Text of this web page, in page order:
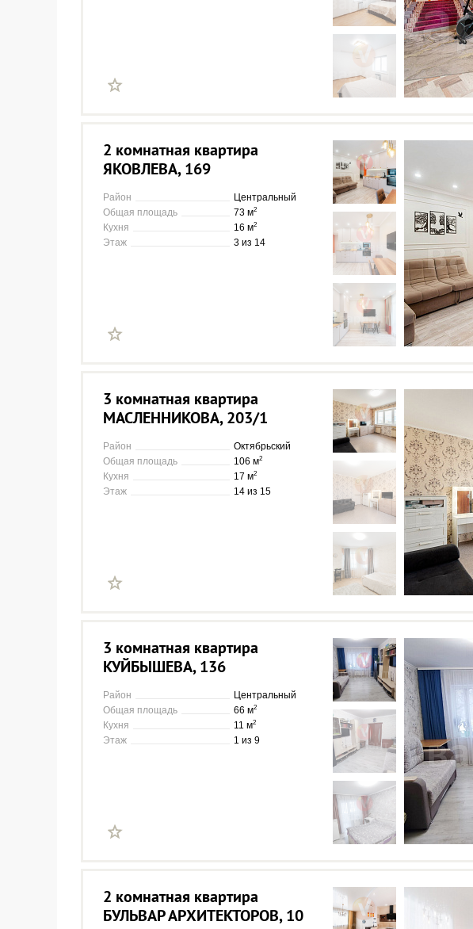
2 комнатная квартира
ЯКОВЛЕВА, 169
Район
Центральный
Общая площадь
73 м2
Кухня 16 м2
Этаж 3 из 14
3 комнатная квартира
МАСЛЕННИКОВА, 203/1
Район
Октябрьский
Общая площадь
106 м2
Кухня 17 м2
Этаж 14 из 15
3 комнатная квартира
КУЙБЫШЕВА, 136
Район
Центральный
Общая площадь
66 м2
Кухня 11 м2
Этаж 1 из 9
2 комнатная квартира
БУЛЬВАР АРХИТЕКТОРОВ, 10